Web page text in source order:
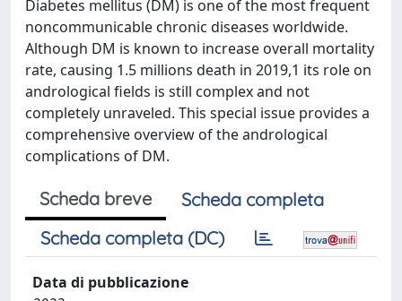
Diabetes mellitus (DM) is one of the most frequent
noncommunicable chronic diseases worldwide.
Although DM is known to increase overall mortality
rate, causing 1.5 millions death in 2019,1 its role on
andrological fields is still complex and not
completely unraveled. This special issue provides a
comprehensive overview of the andrological
complications of DM.
Scheda breve
Scheda completa
Scheda completa (DC)
Data di pubblicazione